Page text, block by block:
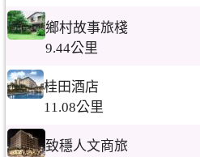
鄉村故事旅棧
9.44公里
桂田酒店
11.08公里
致穩人文商旅